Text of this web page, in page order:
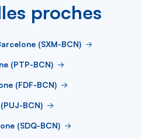
proches
(SXM-BCN)
(PTP-BCN)
(FDF-BCN)
BCN)
(SDQ-BCN)